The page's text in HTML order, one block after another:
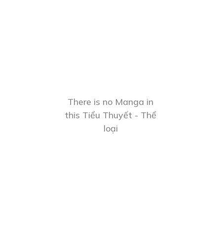
There is no Manga in
this Tiểu Thuyết - Thể
loại